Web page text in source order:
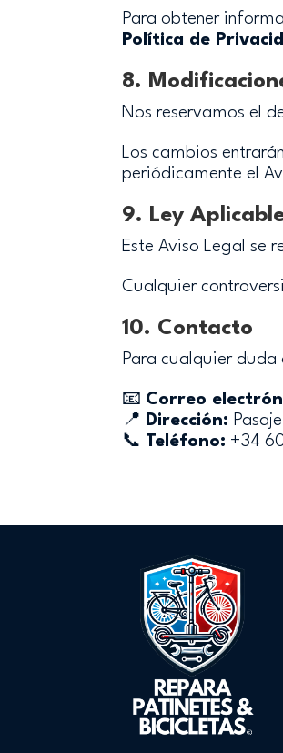
Para obtener
Política de
8.
Nos reservamos el
Los cambios
periódicamente el
9. Ley
Este Aviso Legal se
Cualquier
10. Contacto
Para cualquier
📧 Correo
📍 Dirección:
📞 Teléfono: +34